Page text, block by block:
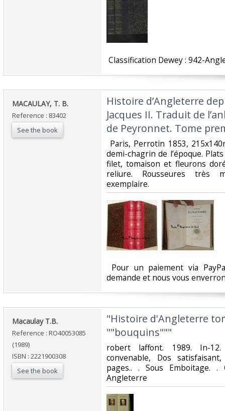
Classification Dewey : 942-
‎MACAULAY, T. B.‎
Reference : 83402
See the book
‎Histoire d’Angleterre
Jacques II. Traduit de
de Peyronnet. Tome
Paris, Perrotin 1853,
demi-chagrin de l’époque.
filet, tomaison et fleurons
reliure. Rousseures très
exemplaire. ‎
Pour un paiement via
demande et nous vous
‎Macaulay T.B.‎
Reference : RO40053085
(1989)
ISBN : 2221900308
See the book
‎"Histoire d'Angleterre
""bouquins"""‎
‎robert laffont. 1989. In-
convenable, Dos
pages.. . Sous Emboitage. .
Angleterre‎